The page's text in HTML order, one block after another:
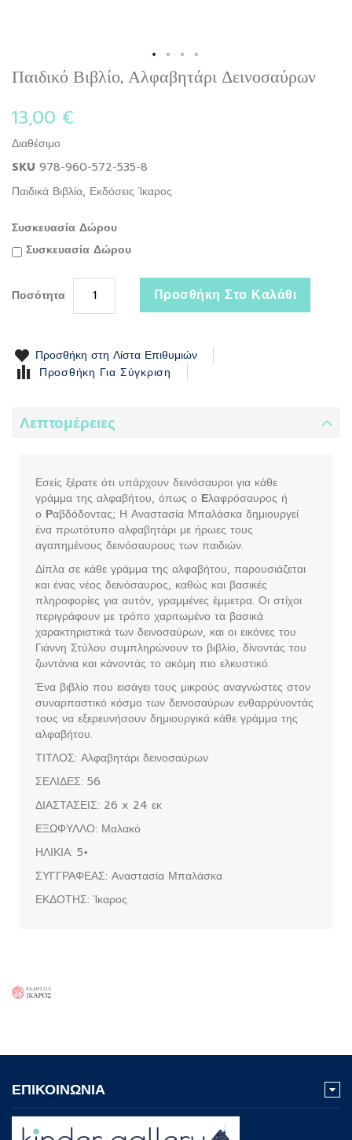
Παιδικό Βιβλίο, Αλφαβητάρι Δεινοσαύρων
13,00 €
Διαθέσιμο
SKU 978-960-572-535-8
Παιδικά Βιβλία, Εκδόσεις Ίκαρος
Συσκευασία Δώρου
Συσκευασία Δώρου
Ποσότητα Προσθήκη Στο Καλάθι
Προσθήκη στη Λίστα Επιθυμιών
Προσθήκη Για Σύγκριση
Λεπτομέρειες
Εσείς ξέρατε ότι υπάρχουν δεινόσαυροι για κάθε
γράμμα της αλφαβήτου, όπως ο Ελαφρόσαυρος ή
ο Ραβδόδοντας; Η Αναστασία Μπαλάσκα δημιουργεί
ένα πρωτότυπο αλφαβητάρι με ήρωες τους
αγαπημένους δεινόσαυρους των παιδιών.
Δίπλα σε κάθε γράμμα της αλφαβήτου, παρουσιάζεται
και ένας νέος δεινόσαυρος, καθώς και βασικές
πληροφορίες για αυτόν, γραμμένες έμμετρα. Οι στίχοι
περιγράφουν με τρόπο χαριτωμένο τα βασικά
χαρακτηριστικά των δεινοσαύρων, και οι εικόνες του
Γιάννη Στύλου συμπληρώνουν το βιβλίο, δίνοντάς του
ζωντάνια και κάνοντάς το ακόμη πιο ελκυστικό.
Ένα βιβλίο που εισάγει τους μικρούς αναγνώστες στον
συναρπαστικό κόσμο των δεινοσαύρων ενθαρρύνοντάς
τους να εξερευνήσουν δημιουργικά κάθε γράμμα της
αλφαβήτου.
ΤΙΤΛΟΣ: Αλφαβητάρι δεινοσαύρων
ΣΕΛΙΔΕΣ: 56
ΔΙΑΣΤΑΣΕΙΣ: 26 x 24 εκ
ΕΞΩΦΥΛΛΟ: Μαλακό
ΗΛΙΚΙΑ: 5+
ΣΥΓΓΡΑΦΕΑΣ: Αναστασία Μπαλάσκα
ΕΚΔΟΤΗΣ: Ίκαρος
Skip
beginning
of
the
images
gallery
ΕΠΙΚΟΙΝΩΝΙΑ